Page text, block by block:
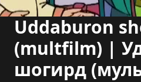
Uddaburon
(multfilm) |
шогирд